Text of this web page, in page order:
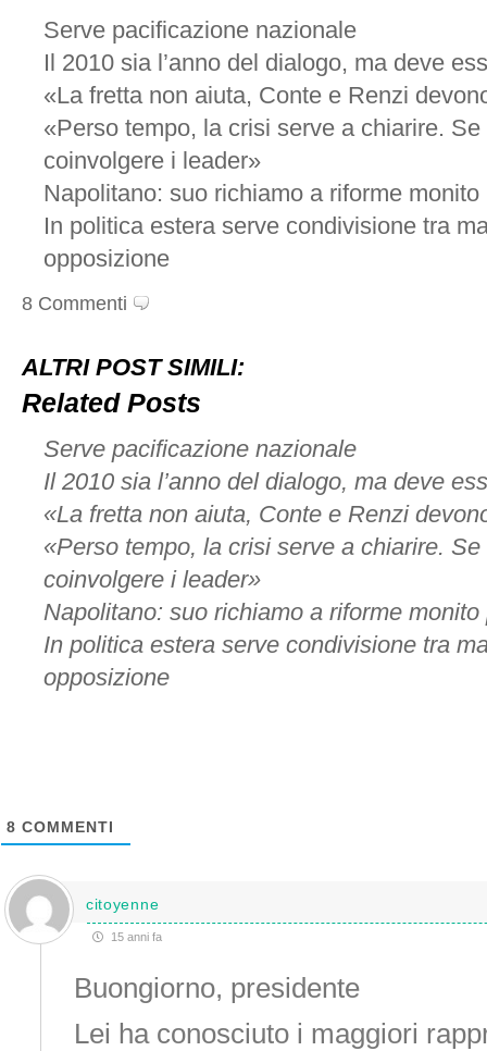
Serve pacificazione nazionale
Il 2010 sia l’anno del dialogo, ma deve
«La fretta non aiuta, Conte e Renzi
«Perso tempo, la crisi serve a chiarire.
coinvolgere i leader»
Napolitano: suo richiamo a riforme monito
In politica estera serve condivisione tra
opposizione
8 Commenti
ALTRI POST SIMILI:
Related Posts
Serve pacificazione nazionale
Il 2010 sia l’anno del dialogo, ma deve
«La fretta non aiuta, Conte e Renzi
«Perso tempo, la crisi serve a chiarire.
coinvolgere i leader»
Napolitano: suo richiamo a riforme monito
In politica estera serve condivisione tra
opposizione
8 COMMENTI
citoyenne
15 anni fa
Buongiorno, presidente
Lei ha conosciuto i maggiori